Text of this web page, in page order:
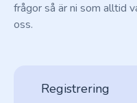
frågor så är ni som alltid
oss.
Registrering